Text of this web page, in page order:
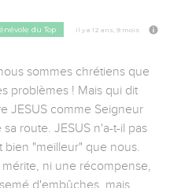
du Top Il y a 12 ans, 9 mois
sommes chrétiens que
problèmes ! Mais qui dit
JESUS comme Seigneur
route. JESUS n'a-t-il pas
bien "meilleur" que nous.
ni une récompense,
d'embûches, mais